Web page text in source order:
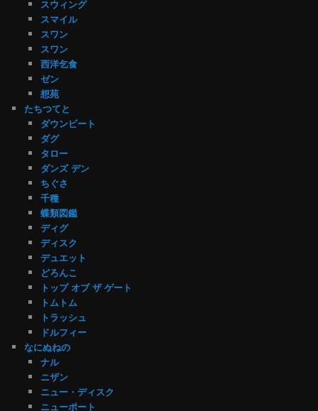
スウィング
スマイル
スワン
スワン
西洋乞食
ゼン
想苑
たちつてと
ダウンビート
ダグ
タロー
ダンズ デン
ちぐさ
千種
蝶類図鑑
ディグ
ディスク
デュエット
どろんこ
トップ オブ ザ ゲート
トムトム
トラッシュ
ドルフィー
なにぬねの
ナル
ニザン
ニュー・ディスク
ニューポート